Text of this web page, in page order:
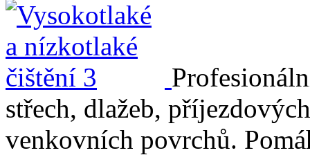
střech, dlažeb,
venkovních povrchů.